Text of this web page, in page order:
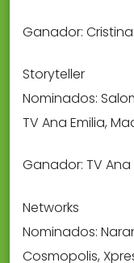
Ganador:
Storyteller
Nominados:
TV Ana Emilia,
Ganador: TV Ana
Networks
Nominados:
Cosmopolis,